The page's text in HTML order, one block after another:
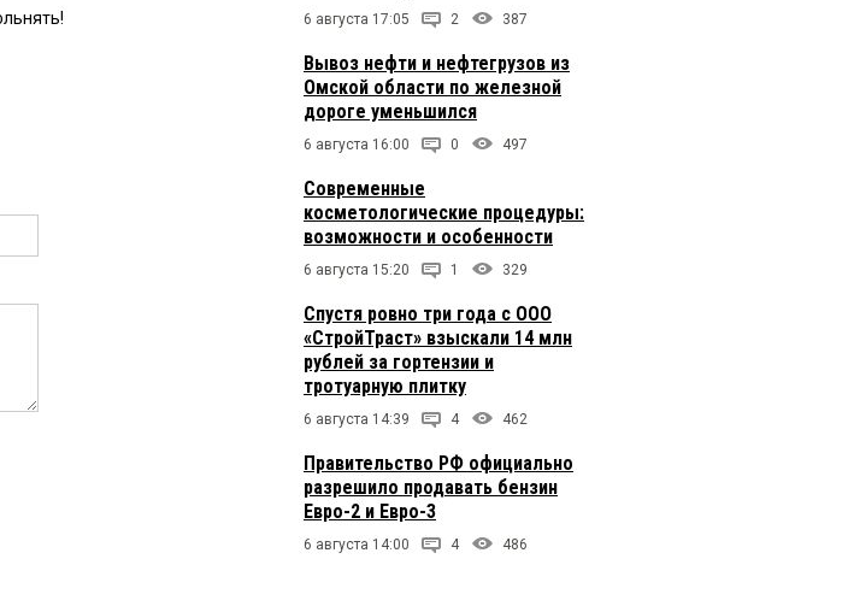
В 1-УЮ ОЧЕРЕДЬ ВРАЛЯ
6 августа 17:05 2 387
Вывоз нефти и нефтегрузов из
Омской области по железной
дороге уменьшился
6 августа 16:00 0 497
Современные
косметологические процедуры:
возможности и особенности
6 августа 15:20 1 329
Спустя ровно три года с ООО
«СтройТраст» взыскали 14 млн
рублей за гортензии и
тротуарную плитку
6 августа 14:39 4 462
Правительство РФ официально
разрешило продавать бензин
Евро-2 и Евро-3
6 августа 14:00 4 486